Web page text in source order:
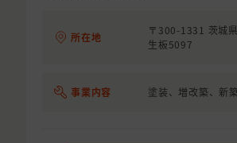
所在地
〒300-1331 茨城
生板5097
事業内容 塗装、増改築、新